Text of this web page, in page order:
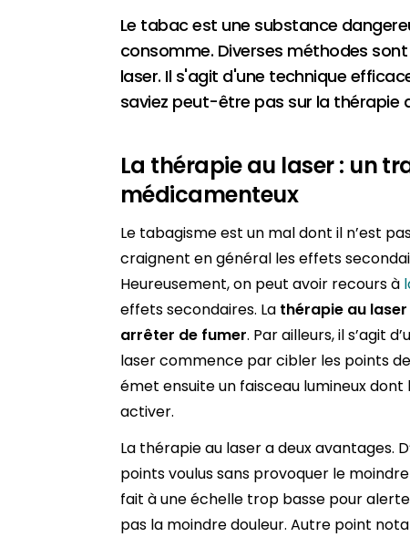
Le tabac est une substance
consomme. Diverses méthodes
laser. Il s'agit d'une technique
saviez peut-être pas sur la thérapie
La thérapie au laser : un
médicamenteux
Le tabagisme est un mal dont il n’est
craignent en général les effets
Heureusement, on peut avoir recours à
effets secondaires. La thérapie au
arrêter de fumer. Par ailleurs, il s’agit
laser commence par cibler les points
émet ensuite un faisceau lumineux
activer.
La thérapie au laser a deux avantages.
points voulus sans provoquer le
fait à une échelle trop basse pour
pas la moindre douleur. Autre point